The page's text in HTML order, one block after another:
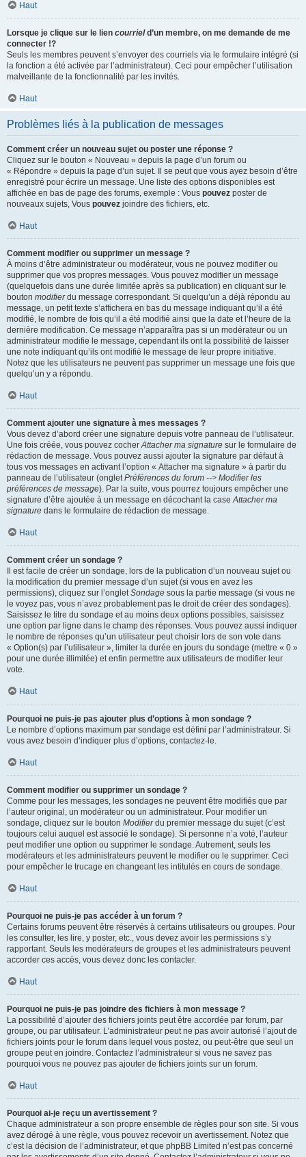
Haut
Lorsque je clique sur le lien courrield’un membre, on me demande de me
connecter !?
Seuls les membres peuvent s’envoyer des courriels via le formulaire intégré (si
la fonction a été activée par l’administrateur). Ceci pour empêcher l’utilisation
malveillante de la fonctionnalité par les invités.
Haut
Problèmes liés à la publication de messages
Comment créer un nouveau sujet ou poster une réponse ?
Cliquez sur le bouton « Nouveau » depuis la page d’un forum ou
« Répondre » depuis la page d’un sujet. Il se peut que vous ayez besoin d’être
enregistré pour écrire un message. Une liste des options disponibles est
affichée en bas de page des forums, exemple : Vous pouvez poster de
nouveaux sujets, Vous pouvez joindre des fichiers, etc.
Haut
Comment modifier ou supprimer un message ?
À moins d’être administrateur ou modérateur, vous ne pouvez modifier ou
supprimer que vos propres messages. Vous pouvez modifier un message
(quelquefois dans une durée limitée après sa publication) en cliquant sur le
bouton modifierdu message correspondant. Si quelqu’un a déjà répondu au
message, un petit texte s’affichera en bas du message indiquant qu’il a été
modifié, le nombre de fois qu’il a été modifié ainsi que la date et l’heure de la
dernière modification. Ce message n’apparaîtra pas si un modérateur ou un
administrateur modifie le message, cependant ils ont la possibilité de laisser
une note indiquant qu’ils ont modifié le message de leur propre initiative.
Notez que les utilisateurs ne peuvent pas supprimer un message une fois que
quelqu’un y a répondu.
Haut
Comment ajouter une signature à mes messages ?
Vous devez d’abord créer une signature depuis votre panneau de l’utilisateur.
Une fois créée, vous pouvez cocherAttacher ma signature sur le formulaire de
rédaction de message. Vous pouvez aussi ajouter la signature par défaut à
tous vos messages en activant l’option « Attacher ma signature » à partir du
panneau de l’utilisateur (ongletPréférences du forum --> Modifier les
préférences de message). Par la suite, vous pourrez toujours empêcher une
signature d’être ajoutée à un message en décochant la caseAttacher ma
signature dans le formulaire de rédaction de message.
Haut
Comment créer un sondage ?
Il est facile de créer un sondage, lors de la publication d’un nouveau sujet ou
la modification du premier message d’un sujet (si vous en avez les
permissions), cliquez sur l’ongletSondage sous la partie message (si vous ne
le voyez pas, vous n’avez probablement pas le droit de créer des sondages).
Saisissez le titre du sondage et au moins deux options possibles, saisissez
une option par ligne dans le champ des réponses. Vous pouvez aussi indiquer
le nombre de réponses qu’un utilisateur peut choisir lors de son vote dans
« Option(s) par l’utilisateur », limiter la durée en jours du sondage (mettre « 0 »
pour une durée illimitée) et enfin permettre aux utilisateurs de modifier leur
vote.
Haut
Pourquoi ne puis-je pas ajouter plus d’options à mon sondage ?
Le nombre d’options maximum par sondage est défini par l’administrateur. Si
vous avez besoin d’indiquer plus d’options, contactez-le.
Haut
Comment modifier ou supprimer un sondage ?
Comme pour les messages, les sondages ne peuvent être modifiés que par
l’auteur original, un modérateur ou un administrateur. Pour modifier un
sondage, cliquez sur le bouton Modifierdu premier message du sujet (c’est
toujours celui auquel est associé le sondage). Si personne n’a voté, l’auteur
peut modifier une option ou supprimer le sondage. Autrement, seuls les
modérateurs et les administrateurs peuvent le modifier ou le supprimer. Ceci
pour empêcher le trucage en changeant les intitulés en cours de sondage.
Haut
Pourquoi ne puis-je pas accéder à un forum ?
Certains forums peuvent être réservés à certains utilisateurs ou groupes. Pour
les consulter, les lire, y poster, etc., vous devez avoir les permissions s’y
rapportant. Seuls les modérateurs de groupes et les administrateurs peuvent
accorder ces accès, vous devez donc les contacter.
Haut
Pourquoi ne puis-je pas joindre des fichiers à mon message ?
La possibilité d’ajouter des fichiers joints peut être accordée par forum, par
groupe, ou par utilisateur. L’administrateur peut ne pas avoir autorisé l’ajout de
fichiers joints pour le forum dans lequel vous postez, ou peut-être que seul un
groupe peut en joindre. Contactez l’administrateur si vous ne savez pas
pourquoi vous ne pouvez pas ajouter de fichiers joints sur un forum.
Haut
Pourquoi ai-je reçu un avertissement ?
Chaque administrateur a son propre ensemble de règles pour son site. Si vous
avez dérogé à une règle, vous pouvez recevoir un avertissement. Notez que
c’est la décision de l’administrateur, et que phpBB Limited n’est pas concerné